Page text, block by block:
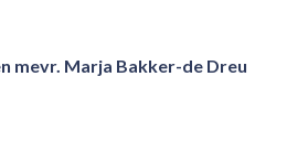
mevr. Marja Bakker-de Dreu